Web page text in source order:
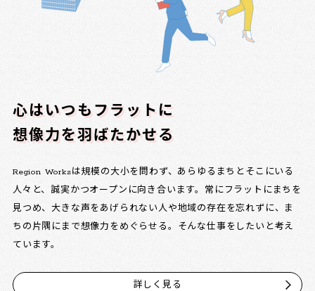
心はいつもフラットに
想像力を羽ばたかせる
Region Worksは規模の大小を問わず、あらゆるまちとそこにいる
人々と、誠実かつオープンに向き合います。常にフラットにまちを
見つめ、大きな声をあげられない人や地域の存在を忘れずに、ま
ちの片隅にまで想像力をめぐらせる。そんな仕事をしたいと考え
ています。
詳しく見る